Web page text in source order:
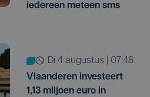
iedereen meteen sms
di 4 augustus | 07:48
Vlaanderen investeert
1,13 miljoen euro in